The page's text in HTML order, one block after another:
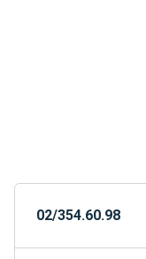
02/354.60.98